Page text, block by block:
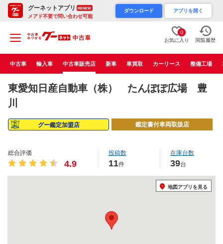
グーネットアプリ RENEW
メアド不要で問い合わせ可能
ダウンロード アプリを開く
0
お気に入り 閲覧履歴
中古車 輸入車 中古車販売店 新車 車買取 カーリース 整備工場
東愛知日産自動車（株） たんぽぽ広場 豊
川
グー鑑定加盟店 鑑定書付車両取扱店
総合評価
4.9
投稿数
11件
在庫台数
39台
地図アプリを見る